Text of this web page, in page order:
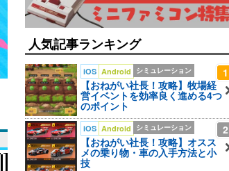
人気記事ランキング
1
iOS Android シミュレーション
【おねがい社長！攻略】牧場経
営イベントを効率良く進める4つ
のポイント
2
iOS Android シミュレーション
【おねがい社長！攻略】オスス
メの乗り物・車の入手方法と小
技